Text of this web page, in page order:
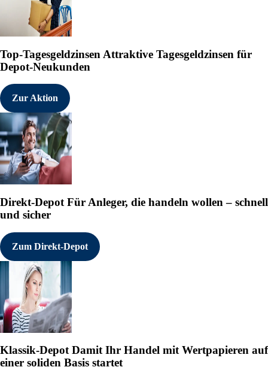
Top-Tagesgeldzinsen Attraktive Tagesgeldzinsen für
Depot-Neukunden
Zur Aktion
Direkt-Depot Für Anleger, die handeln wollen – schnell
und sicher
Zum Direkt-Depot
Klassik-DepotDamit Ihr Handel mit Wertpapieren auf
einer soliden Basis startet